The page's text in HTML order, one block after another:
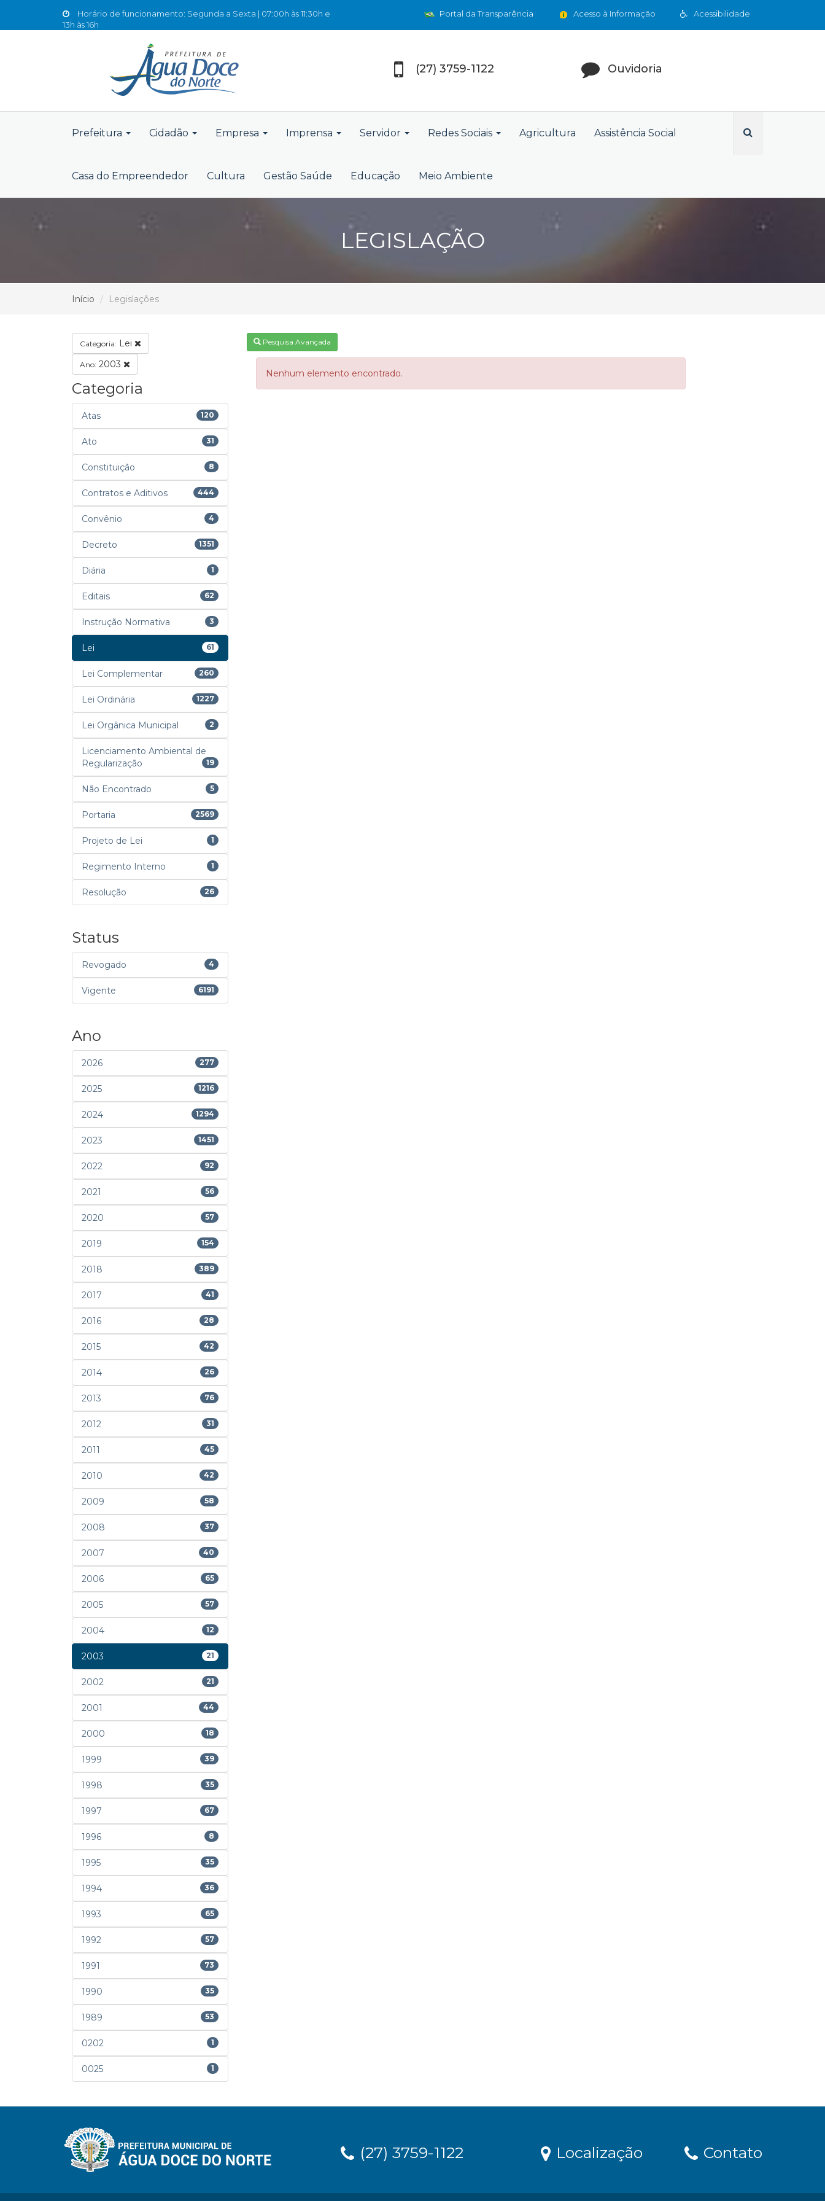
Horário de funcionamento: Segunda a Sexta | 07:00h às 11:30h e
13h às 16h
Acessibilidade
Acesso à Informação
Portal da Transparência
(27) 3759-1122 Ouvidoria
Prefeitura Cidadão Empresa Imprensa Servidor Redes Sociais Agricultura Assistência Social
Casa do Empreendedor Cultura Gestão Saúde Educação Meio Ambiente
LEGISLAÇÃO
Início Legislações
Categoria: Lei
Ano: 2003
Categoria
Atas 120
Ato 31
Constituição 8
Contratos e Aditivos 444
Convênio 4
Decreto 1351
Diária 1
Editais 62
Instrução Normativa 3
Lei 61
Lei Complementar 260
Lei Ordinária 1227
Lei Orgânica Municipal 2
Licenciamento Ambiental de
Regularização
19
Não Encontrado 5
Portaria 2569
Projeto de Lei 1
Regimento Interno 1
Resolução 26
Status
Revogado 4
Vigente 6191
Ano
2026 277
2025 1216
2024 1294
2023 1451
2022 92
2021 56
2020 57
2019 154
2018 389
2017 41
2016 28
2015 42
2014 26
2013 76
2012 31
2011 45
2010 42
2009 58
2008 37
2007 40
2006 65
2005 57
2004 12
2003 21
2002 21
2001 44
2000 18
1999 39
1998 35
1997 67
1996 8
1995 35
1994 36
1993 65
1992 57
1991 73
1990 35
1989 53
0202 1
0025 1
Pesquisa Avançada
Nenhum elemento encontrado.
(27) 3759-1122 Localização Contato